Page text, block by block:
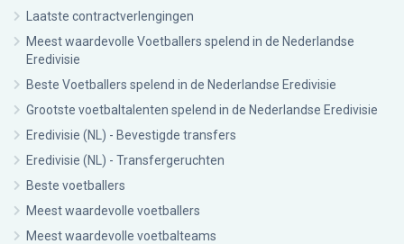
Laatste contractverlengingen
Meest waardevolle Voetballers spelend in de Nederlandse
Eredivisie
Beste Voetballers spelend in de Nederlandse Eredivisie
Grootste voetbaltalenten spelend in de Nederlandse Eredivisie
Eredivisie (NL) - Bevestigde transfers
Eredivisie (NL) - Transfergeruchten
Beste voetballers
Meest waardevolle voetballers
Meest waardevolle voetbalteams